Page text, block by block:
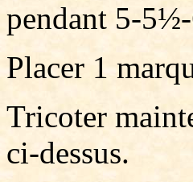
pendant 5-
Placer 1
Tricoter
ci-dessus.